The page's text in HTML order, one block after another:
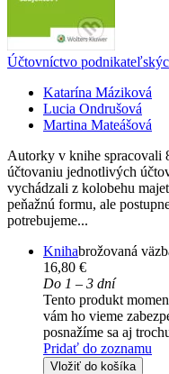
Účtovníctvo
Katarína Máziková
Lucia Ondrušová
Martina Mateášová
Autorky v knihe spracovali
účtovaniu jednotlivých
vychádzali z kolobehu
peňažnú formu, ale
potrebujeme...
Knihabrožovaná
16,80 €
Do 1 – 3 dní
Tento produkt
vám ho vieme
posnažíme sa aj
Pridať do zoznamu
Vložiť do košíka